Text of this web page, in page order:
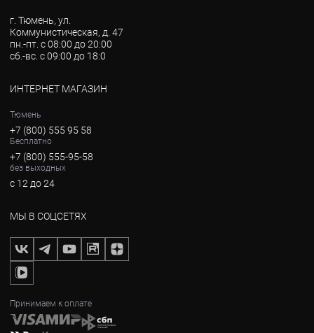
г. Тюмень, ул.
Коммунистическая, д. 47
пн.-пт. с 08:00 до 20:00
сб.-вс. с 09:00 до 18:0
ИНТЕРНЕТ МАГАЗИН
Тюмень
+7 (800) 555 95 58
Бесплатно
+7 (800) 555-95-58
без выходных
с 12 до 24
МЫ В СОЦСЕТЯХ
Принимаем к оплате